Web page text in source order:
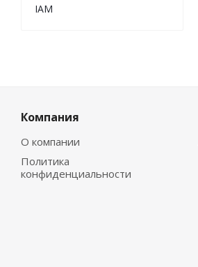
IAM
Компания
О компании
Политика
конфиденциальности